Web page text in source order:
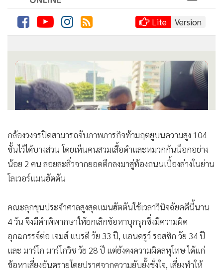
• กองทุนรวม
Celeb Online
• Factcheck
News1
Gotomanager
กล้องวงจรปิดสามารถจับภาพภารกิจท้ามฤตยูบนความสูง 104
ชั้นไว้ได้บางส่วน โดยเห็นคนสวมเสื้อดำและหมวกกันน็อกอย่าง
น้อย 2 คน ลอยละลิ่วจากยอดตึกลงมาสู่ท้องถนนเบื้องล่างในย่าน
โลเวอร์แมนฮัตตัน
คณะลุกขุนประจำศาลสูงสุดแมนฮัตตันใช้เวลาวินิจฉัยคดีนี้นาน
4 วัน จึงมีคำพิพากษาให้ยกเลิกข้อหาบุกรุกซึ่งมีความผิด
อุกฉกรรจ์ต่อ เจมส์ แบรดี วัย 33 ปี, แอนดรูว์ รอสซิก วัย 34 ปี
และ มาร์โก มาร์โกวิช วัย 28 ปี แต่ยังคงความผิดลหุโทษ ได้แก่
ข้อหาเสี่ยงอันตรายโดยปราศจากความยับยั้งชั่งใจ, เสี่ยงทำให้